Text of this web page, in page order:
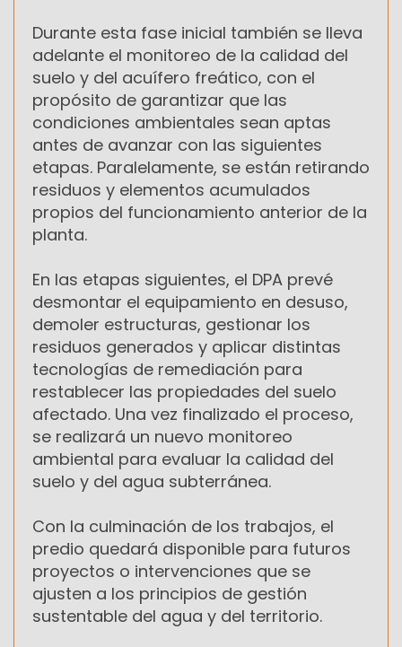
Durante esta fase inicial también se lleva
adelante el monitoreo de la calidad del
suelo y del acuífero freático, con el
propósito de garantizar que las
condiciones ambientales sean aptas
antes de avanzar con las siguientes
etapas. Paralelamente, se están retirando
residuos y elementos acumulados
propios del funcionamiento anterior de la
planta.
En las etapas siguientes, el DPA prevé
desmontar el equipamiento en desuso,
demoler estructuras, gestionar los
residuos generados y aplicar distintas
tecnologías de remediación para
restablecer las propiedades del suelo
afectado. Una vez finalizado el proceso,
se realizará un nuevo monitoreo
ambiental para evaluar la calidad del
suelo y del agua subterránea.
Con la culminación de los trabajos, el
predio quedará disponible para futuros
proyectos o intervenciones que se
ajusten a los principios de gestión
sustentable del agua y del territorio.